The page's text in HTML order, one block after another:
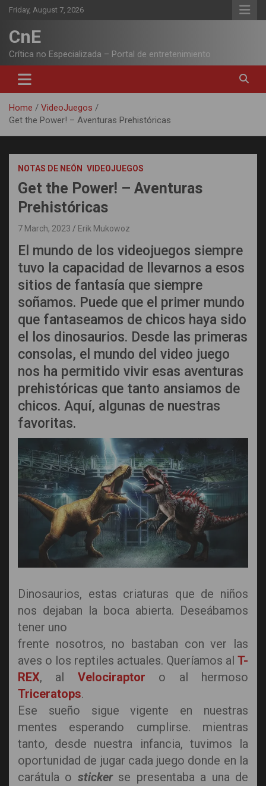
Skip
content
Friday, August 7, 2026
CnE
Crítica no Especializada – Portal de entretenimiento
Home
VideoJuegos
Get the Power! – Aventuras Prehistóricas
NOTAS DE NEÓN VIDEOJUEGOS
Get the Power! – Aventuras
Prehistóricas
7 March, 2023 Erik Mukowoz
El mundo de los videojuegos siempre
tuvo la capacidad de llevarnos a esos
sitios de fantasía que siempre
soñamos. Puede que el primer mundo
que fantaseamos de chicos haya sido
el los dinosaurios. Desde las primeras
consolas, el mundo del video juego
nos ha permitido vivir esas aventuras
prehistóricas que tanto ansiamos de
chicos. Aquí, algunas de nuestras
favoritas.
Dinosaurios, estas criaturas que de niños
nos dejaban la boca abierta. Deseábamos
tener uno
frente nosotros, no bastaban con ver las
aves o los reptiles actuales. Queríamos al T-
REX, al Velociraptor o al hermoso
Triceratops.
Ese sueño sigue vigente en nuestras
mentes esperando cumplirse. mientras
tanto, desde nuestra infancia, tuvimos la
oportunidad de jugar cada juego donde en la
carátula o stickerse presentaba a una de